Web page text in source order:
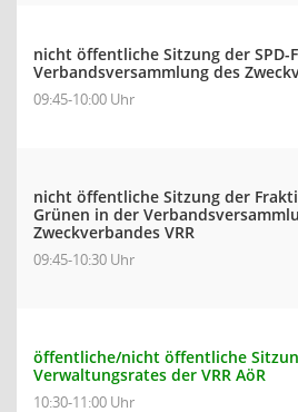
nicht öffentliche Sitzung der
Verbandsversammlung des
09:45-10:00 Uhr
nicht öffentliche Sitzung der
Grünen in der
Zweckverbandes VRR
09:45-10:30 Uhr
öffentliche/nicht öffentliche
Verwaltungsrates der VRR AöR
10:30-11:00 Uhr